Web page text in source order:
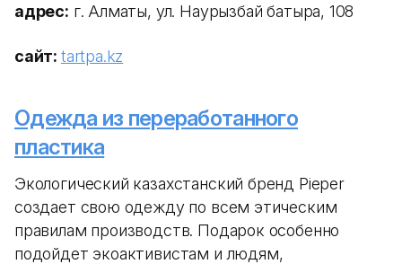
адрес: г. Алматы, ул. Наурызбай батыра, 108
сайт: tartpa.kz
Одежда из переработанного
пластика
Экологический казахстанский бренд Pieper
создает свою одежду по всем этическим
правилам производств. Подарок особенно
подойдет экоактивистам и людям,